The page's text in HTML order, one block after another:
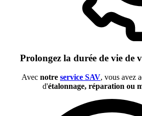
Prolongez la durée de vie de
Avec notre service SAV, vous avez
d'étalonnage, réparation ou